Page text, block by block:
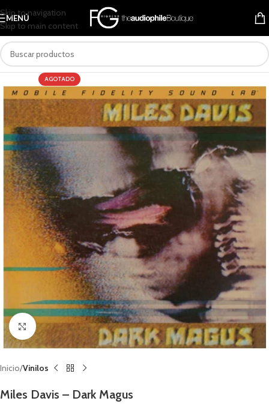
Skip to navigation
Skip to main content
MENÚ
AGOTADO
Clic para ampliar
Inicio Vinilos
Miles Davis – Dark Magus